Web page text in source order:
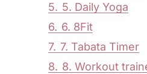
5. 5. Daily Yoga
6. 6. 8Fit
7. 7. Tabata Timer
8. 8. Workout